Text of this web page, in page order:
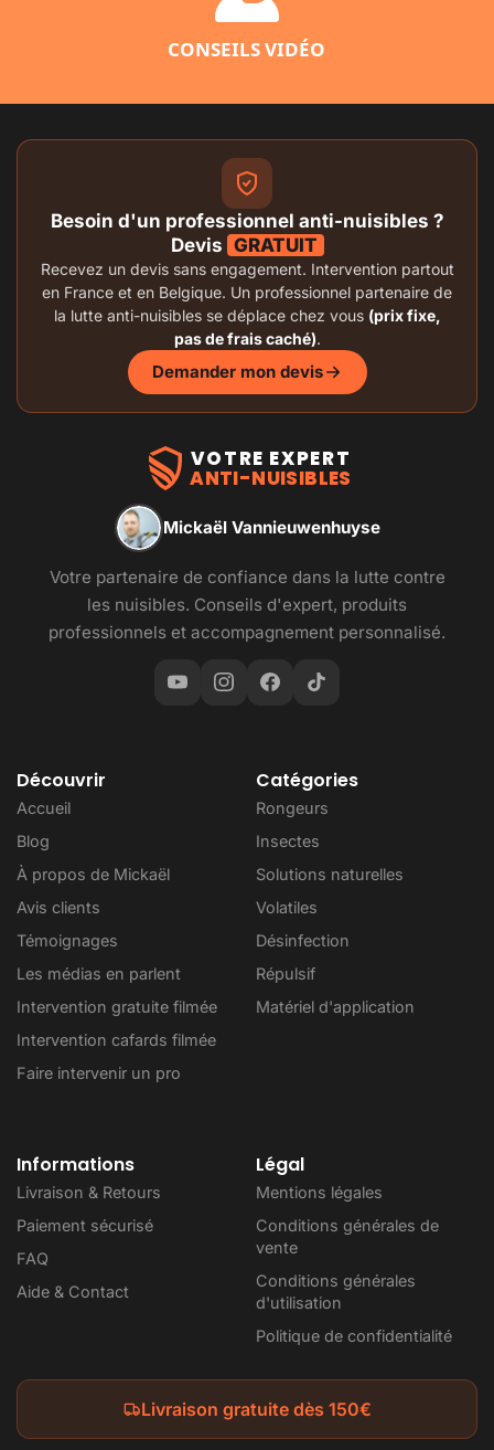
CONSEILS VIDÉO
Besoin d'un professionnel anti-nuisibles ?
Devis GRATUIT
Recevez un devis sans engagement. Intervention partout
en France et en Belgique. Un professionnel partenaire de
la lutte anti-nuisibles se déplace chez vous (prix fixe,
pas de frais caché).
Demander mon devis
VOTRE EXPERT
ANTI-NUISIBLES
Mickaël Vannieuwenhuyse
Votre partenaire de confiance dans la lutte contre
les nuisibles. Conseils d'expert, produits
professionnels et accompagnement personnalisé.
Découvrir
Accueil
Blog
À propos de Mickaël
Avis clients
Témoignages
Les médias en parlent
Intervention gratuite filmée
Intervention cafards filmée
Faire intervenir un pro
Catégories
Rongeurs
Insectes
Solutions naturelles
Volatiles
Désinfection
Répulsif
Matériel d'application
Informations
Livraison & Retours
Paiement sécurisé
FAQ
Aide & Contact
Légal
Mentions légales
Conditions générales de
vente
Conditions générales
d'utilisation
Politique de confidentialité
Livraison gratuite dès 150€